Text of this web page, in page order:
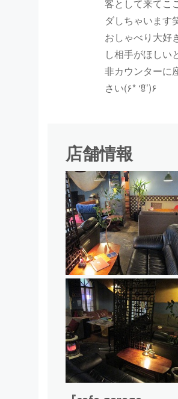
客として来てこ
ダしちゃいます
おしゃべり大好
し相手がほしい
非カウンターに
さい(۶* ‘ꆚ’)۶
店舗情報